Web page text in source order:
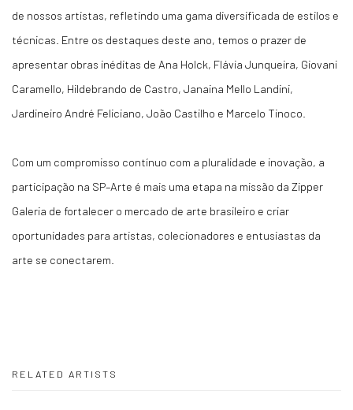
de nossos artistas, refletindo uma gama diversificada de estilos e
técnicas. Entre os destaques deste ano, temos o prazer de
apresentar obras inéditas de Ana Holck, Flávia Junqueira, Giovani
Caramello, Hildebrando de Castro, Janaina Mello Landini,
Jardineiro André Feliciano, João Castilho e Marcelo Tinoco.
Com um compromisso contínuo com a pluralidade e inovação, a
participação na SP–Arte é mais uma etapa na missão da Zipper
Galeria de fortalecer o mercado de arte brasileiro e criar
oportunidades para artistas, colecionadores e entusiastas da
arte se conectarem.
RELATED ARTISTS